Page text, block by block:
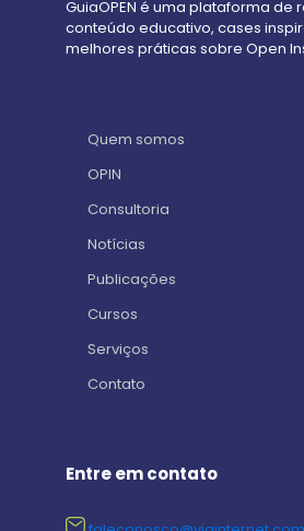
GuiaOPEN é uma plataforma de
conteúdo educativo, cases
melhores práticas sobre Open
Quem somos
OPIN
Consultoria
Notícias
Publicações
Cursos
Serviços
Contato
Entre em contato